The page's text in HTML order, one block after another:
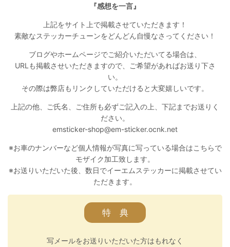
『感想を一言』
上記をサイト上で掲載させていただきます！
素敵なステッカーチューンをどんどん自慢なさってください！
ブログやホームページでご紹介いただいてる場合は、
URLも掲載させいただきますので、ご希望があればお送り下さ
い。
その際は弊店もリンクしていただけると大変嬉しいです。
上記の他、ご氏名、ご住所も必ずご記入の上、下記までお送りく
ださい。
emsticker-shop@em-sticker.ocnk.net
※お車のナンバーなど個人情報が写真に写っている場合はこちらで
モザイク加工致します。
※お送りいただいた後、数日でイーエムステッカーに掲載させてい
ただきます。
特 典
写メールをお送りいただいた方はもれなく